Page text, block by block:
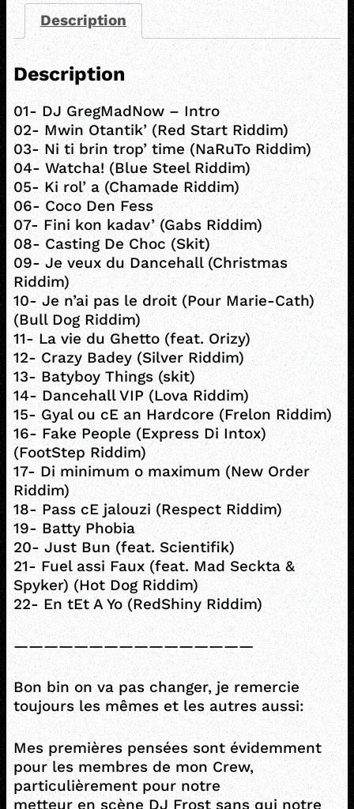
Description
Description
01- DJ GregMadNow – Intro
02- Mwin Otantik’ (Red Start Riddim)
03- Ni ti brin trop’ time (NaRuTo Riddim)
04- Watcha! (Blue Steel Riddim)
05- Ki rol’ a (Chamade Riddim)
06- Coco Den Fess
07- Fini kon kadav’ (Gabs Riddim)
08- Casting De Choc (Skit)
09- Je veux du Dancehall (Christmas
Riddim)
10- Je n’ai pas le droit (Pour Marie-Cath)
(Bull Dog Riddim)
11- La vie du Ghetto (feat. Orizy)
12- Crazy Badey (Silver Riddim)
13- Batyboy Things (skit)
14- Dancehall VIP (Lova Riddim)
15- Gyal ou cE an Hardcore (Frelon Riddim)
16- Fake People (Express Di Intox)
(FootStep Riddim)
17- Di minimum o maximum (New Order
Riddim)
18- Pass cE jalouzi (Respect Riddim)
19- Batty Phobia
20- Just Bun (feat. Scientifik)
21- Fuel assi Faux (feat. Mad Seckta &
Spyker) (Hot Dog Riddim)
22- En tEt A Yo (RedShiny Riddim)
————————————————
Bon bin on va pas changer, je remercie
toujours les mêmes et les autres aussi:
Mes premières pensées sont évidemment
pour les membres de mon Crew,
particulièrement pour notre
metteur en scène DJ Frost sans qui notre